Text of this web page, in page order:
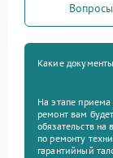
Какие
На этапе приема
ремонт вам
обязательств на
по ремонту
гарантийный